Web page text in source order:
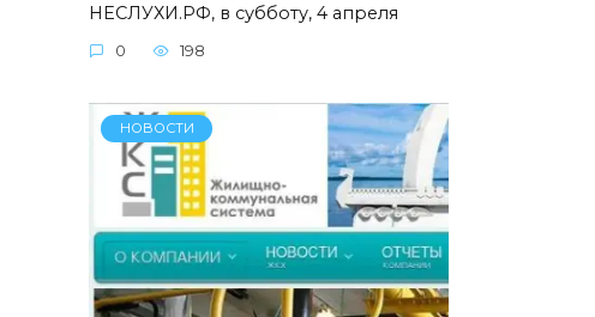
НЕСЛУХИ.РФ, в субботу, 4 апреля
0 198
НОВОСТИ